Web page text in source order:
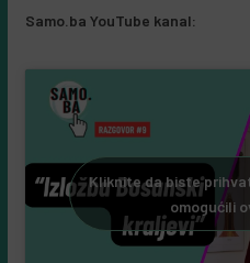
Samo.ba YouTube kanal:
Kliknite da biste
omogućili